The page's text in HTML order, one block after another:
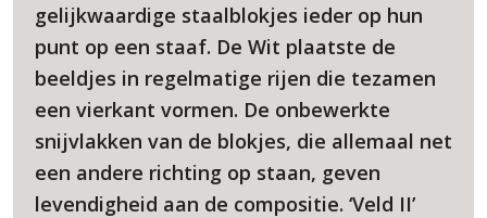
gelijkwaardige staalblokjes ieder op hun
punt op een staaf. De Wit plaatste de
beeldjes in regelmatige rijen die tezamen
een vierkant vormen. De onbewerkte
snijvlakken van de blokjes, die allemaal net
een andere richting op staan, geven
levendigheid aan de compositie. ‘Veld II’